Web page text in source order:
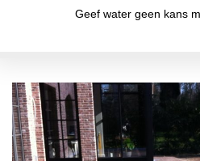
Geef water geen kans